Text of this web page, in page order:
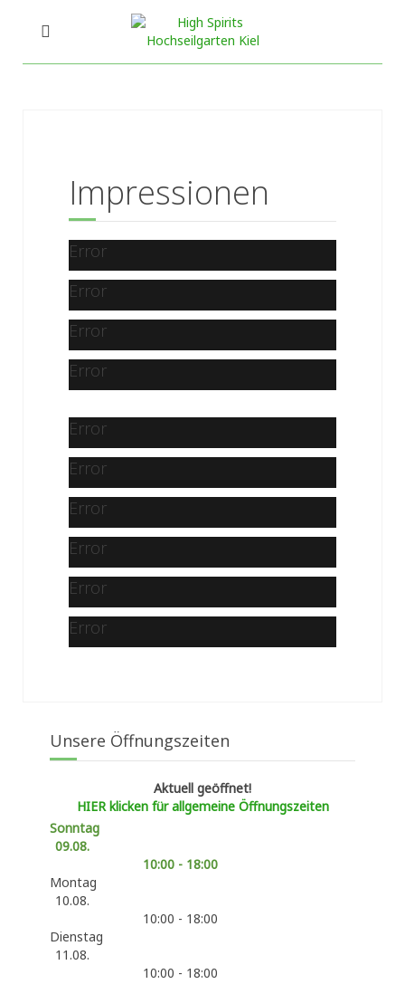
Impressionen
Error
Error
Error
Error
Error
Error
Error
Error
Error
Error
Unsere Öffnungszeiten
Aktuell geöffnet!
HIER klicken für allgemeine Öffnungszeiten
Sonntag
09.08.
10:00 - 18:00
Montag
10.08.
10:00 - 18:00
Dienstag
11.08.
10:00 - 18:00